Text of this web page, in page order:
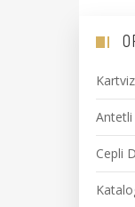
Antetli
Cepli